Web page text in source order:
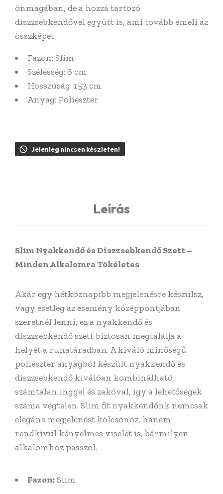
önmagában, de a hozzá tartozó
díszzsebkendővel együtt is, ami tovább emeli az
összképet.
Fazon: Slim
Szélesség: 6 cm
Hosszúság: 153 cm
Anyag: Poliészter
Jelenleg nincsen készleten!
Leírás
Slim Nyakkendő és Díszzsebkendő Szett –
Minden Alkalomra Tökéletes
Akár egy hétköznapibb megjelenésre készülsz,
vagy esetleg az esemény középpontjában
szeretnél lenni, ez a nyakkendő és
díszzsebkendő szett biztosan megtalálja a
helyét a ruhatáradban. A kiváló minőségű
poliészter anyagból készült nyakkendő és
díszzsebkendő kiválóan kombinálható
számtalan inggel és zakóval, így a lehetőségek
száma végtelen. Slim fit nyakkendőnk nemcsak
elegáns megjelenést kölcsönöz, hanem
rendkívül kényelmes viselet is, bármilyen
alkalomhoz passzol.
Fazon:Slim